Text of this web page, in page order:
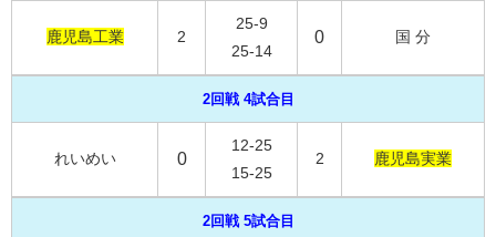
鹿児島工業 2
25-9
25-14
0 国 分
2回戦 4試合目
れいめい 0
12-25
15-25
2 鹿児島実業
2回戦 5試合目